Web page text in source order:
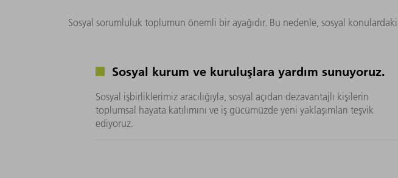
Sosyal sorumluluk toplumun önemli bir ayağıdır. Bu nedenle, sosyal
Sosyal kurum ve kuruluşlara yardım sunuyoruz.
Sosyal işbirliklerimiz aracılığıyla, sosyal açıdan dezavantajlı kişilerin
toplumsal hayata katılımını ve iş gücümüzde yeni yaklaşımları teşvik
ediyoruz.